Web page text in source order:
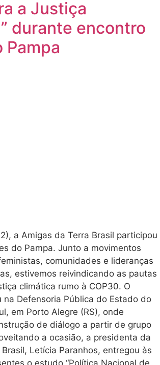
a Justiça
durante encontro
Pampa
a Amigas da Terra Brasil participou
do Pampa. Junto a movimentos
comunidades e lideranças
estivemos reivindicando as pautas
climática rumo à COP30. O
na Defensoria Pública do Estado do
em Porto Alegre (RS), onde
de diálogo a partir de grupo
a ocasião, a presidenta da
Letícia Paranhos, entregou às